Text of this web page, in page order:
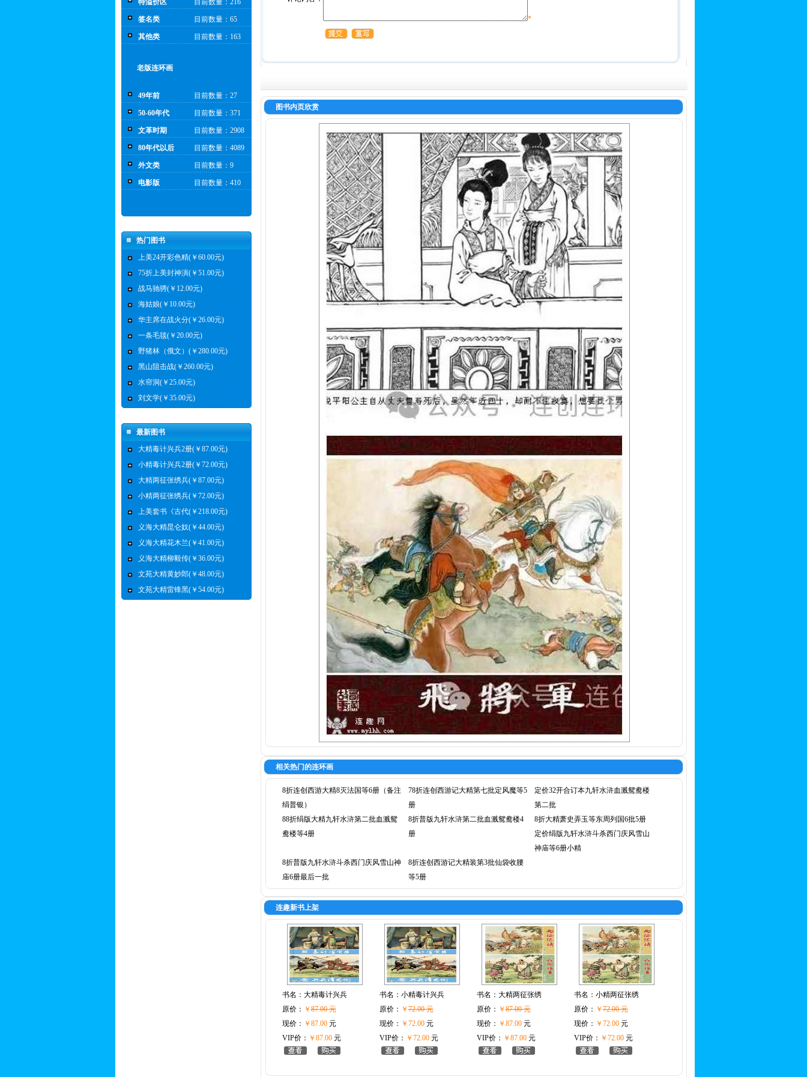
特溢价区 目前数量：216
签名类 目前数量：65
其他类 目前数量：163
老版连环画
49年前 目前数量：27
50-60年代 目前数量：371
文革时期 目前数量：2908
80年代以后 目前数量：4089
外文类 目前数量：9
电影版 目前数量：410
热门图书
上美24开彩色精(￥60.00元)
75折上美封神演(￥51.00元)
战马驰骋(￥12.00元)
海姑娘(￥10.00元)
华主席在战火分(￥26.00元)
一条毛毯(￥20.00元)
野猪林（俄文）(￥280.00元)
黑山阻击战(￥260.00元)
水帘洞(￥25.00元)
刘文学(￥35.00元)
最新图书
大精毒计兴兵2册(￥87.00元)
小精毒计兴兵2册(￥72.00元)
大精两征张绣兵(￥87.00元)
小精两征张绣兵(￥72.00元)
上美套书《古代(￥218.00元)
义海大精昆仑奴(￥44.00元)
义海大精花木兰(￥41.00元)
义海大精柳毅传(￥36.00元)
文苑大精黄妙郎(￥48.00元)
文苑大精雷锋黑(￥54.00元)
*
图书内页欣赏
相关热门的连环画
8折连创西游大精8灭法国等6册（备注
绢普银）
78折连创西游记大精第七批定风魔等5
册
定价32开合订本九轩水浒血溅鸳鸯楼
第二批
88折绢版大精九轩水浒第二批血溅鸳
鸯楼等4册
8折普版九轩水浒第二批血溅鸳鸯楼4
册
8折大精萧史弄玉等东周列国6批5册
定价绢版九轩水浒斗杀西门庆风雪山
神庙等6册小精
8折普版九轩水浒斗杀西门庆风雪山神
庙6册最后一批
8折连创西游记大精装第3批仙袋收腰
等5册
连趣新书上架
书名： 大精毒计兴兵
原价： ￥87.00 元
现价： ￥87.00元
VIP价： ￥87.00元
书名： 小精毒计兴兵
原价： ￥72.00 元
现价： ￥72.00元
VIP价： ￥72.00元
书名： 大精两征张绣
原价： ￥87.00 元
现价： ￥87.00元
VIP价： ￥87.00元
书名： 小精两征张绣
原价： ￥72.00 元
现价： ￥72.00元
VIP价： ￥72.00元